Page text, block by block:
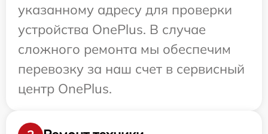
указанному адресу для проверки
устройства OnePlus. В случае
сложного ремонта мы обеспечим
перевозку за наш счет в сервисный
центр OnePlus.